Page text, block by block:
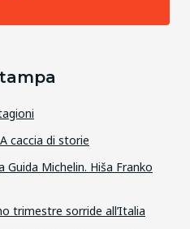
caccia di storie
Michelin. Hiša Franko
trimestre sorride all’Italia